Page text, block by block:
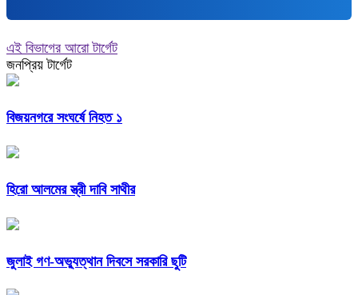
এই বিভাগের আরো টার্গেট
জনপ্রিয় টার্গেট
বিজয়নগরে সংঘর্ষে নিহত ১
হিরো আলমের স্ত্রী দাবি সাথীর
জুলাই গণ-অভ্যুত্থান দিবসে সরকারি ছুটি